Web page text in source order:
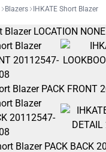
Blazers IHKATE Short Blazer